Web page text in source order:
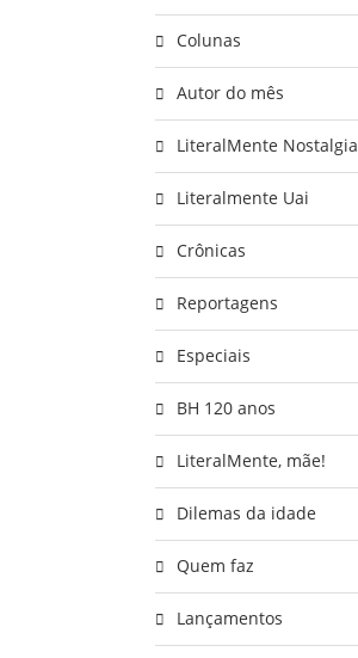
Colunas
Autor do mês
LiteralMente Nostalgia
Literalmente Uai
Crônicas
Reportagens
Especiais
BH 120 anos
LiteralMente, mãe!
Dilemas da idade
Quem faz
Lançamentos